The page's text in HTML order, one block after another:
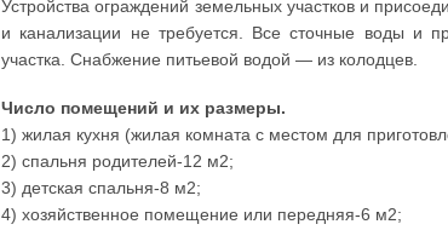
Устройства ограждений земельных участков и
и канализации не требуется. Все сточные воды и
участка. Снабжение питьевой водой — из колодцев.
Число помещений и их размеры.
1) жилая кухня (жилая комната с местом для
2) спальня родителей-12 м2;
3) детская спальня-8 м2;
4) хозяйственное помещение или передняя-6 м2;